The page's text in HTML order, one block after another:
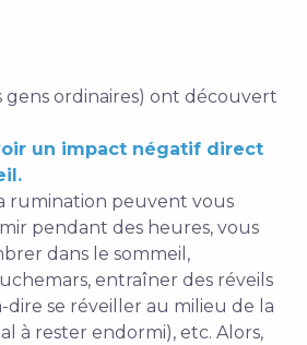
gens ordinaires) ont découvert
un impact négatif direct
rumination peuvent vous
pendant des heures, vous
dans le sommeil,
entraîner des réveils
dire se réveiller au milieu de la
à rester endormi), etc. Alors,